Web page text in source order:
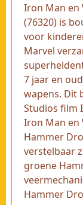
Iron Man en
(76320) is
voor
Marvel
7 jaar en
wapens. Dit
Studios film
Iron Man en
Hammer
verstelbaar
groene
Hammer